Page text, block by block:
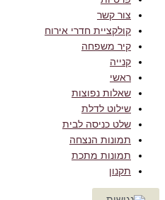
צור קשר
קולקציית חדרי אירוח
קיר משפחה
קנייה
ראשי
שאלות נפוצות
שילוט לדלת
שלט כניסה לבית
תמונות הנצחה
תמונות מתכת
תקנון